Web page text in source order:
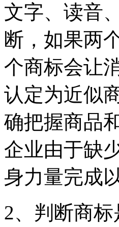
文字、读音
断，如果两
个商标会让
认定为近似
确把握商品
企业由于缺
身力量完成
2、判断商